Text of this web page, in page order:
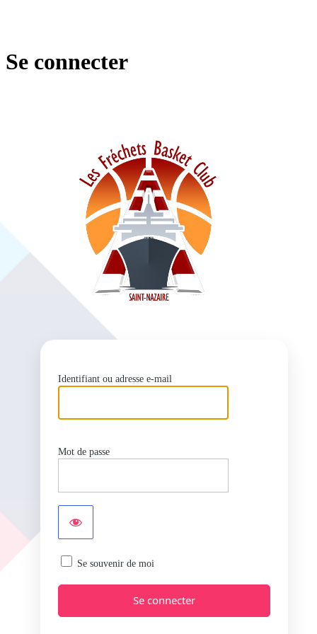
Se connecter
Identifiant ou adresse e-mail
Mot de passe
Se souvenir de moi